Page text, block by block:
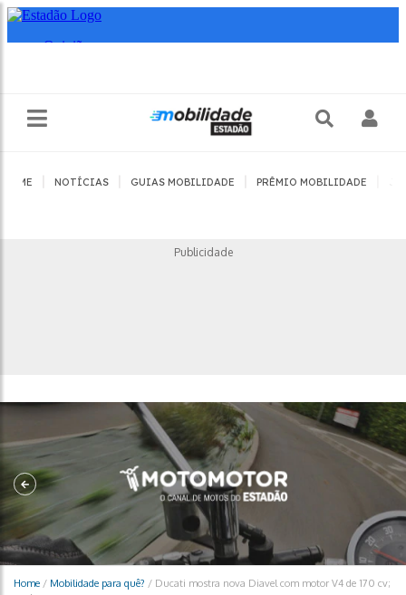
HOME NOTÍCIAS GUIAS MOBILIDADE PRÊMIO MOBILIDADE
Publicidade
Home / Mobilidade para quê? / Ducati mostra nova Diavel com motor V4 de 170 cv;